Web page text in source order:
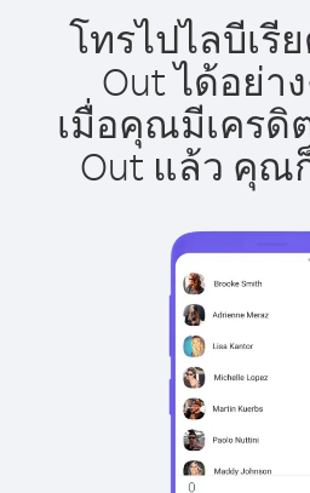
โทรไปไลบีเรี
Out ได้อย่า
เมื่อคุณมีเครดิ
Out แล้ว คุณ